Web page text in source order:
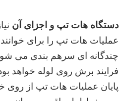
دستگاه هات تپ و اجزای آن
عملیات هات تپ را برای
چندگانه ای سرهم بندی می
فرایند برش روی لوله خواهد
پایان عملیات هات تپ از روی